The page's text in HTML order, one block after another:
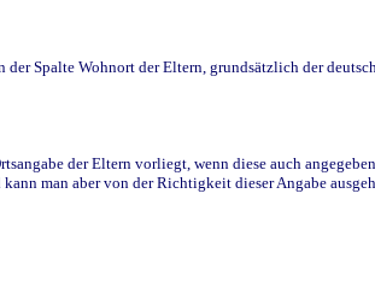
Spalte Wohnort der Eltern, grundsätzlich der
der Eltern vorliegt, wenn diese auch
man aber von der Richtigkeit dieser Angabe